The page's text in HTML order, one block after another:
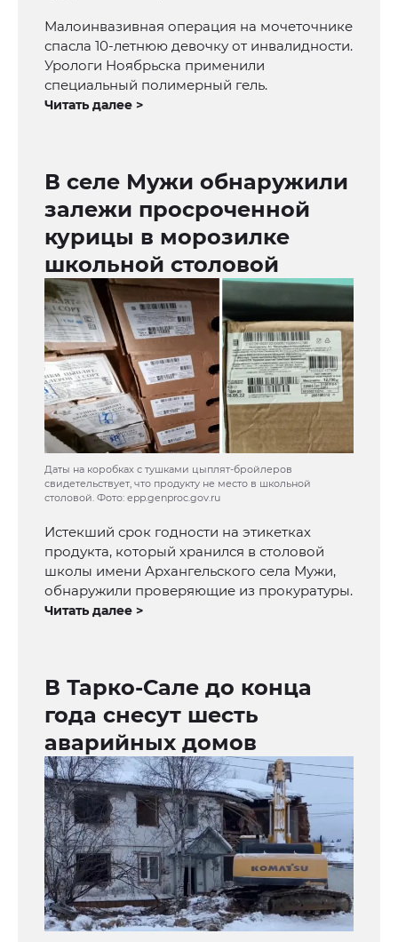
Малоинвазивная операция на мочеточнике
спасла 10-летнюю девочку от инвалидности.
Урологи Ноябрьска применили
специальный полимерный гель.
Читать далее >
В селе Мужи обнаружили
залежи просроченной
курицы в морозилке
школьной столовой
Даты на коробках с тушками цыплят-бройлеров
свидетельствует, что продукту не место в школьной
столовой. Фото: epp.genproc.gov.ru
Истекший срок годности на этикетках
продукта, который хранился в столовой
школы имени Архангельского села Мужи,
обнаружили проверяющие из прокуратуры.
Читать далее >
В Тарко-Сале до конца
года снесут шесть
аварийных домов